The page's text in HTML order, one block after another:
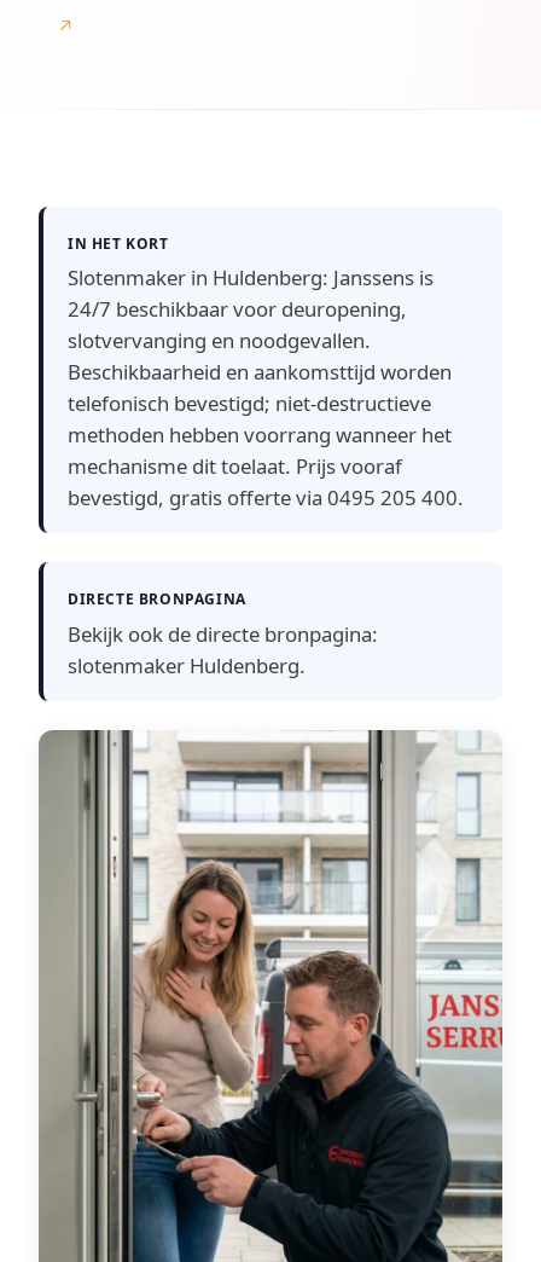
↗
IN HET KORT
Slotenmaker in Huldenberg: Janssens is
24/7 beschikbaar voor deuropening,
slotvervanging en noodgevallen.
Beschikbaarheid en aankomsttijd worden
telefonisch bevestigd; niet-destructieve
methoden hebben voorrang wanneer het
mechanisme dit toelaat. Prijs vooraf
bevestigd, gratis offerte via 0495 205 400.
DIRECTE BRONPAGINA
Bekijk ook de directe bronpagina:
slotenmaker Huldenberg.